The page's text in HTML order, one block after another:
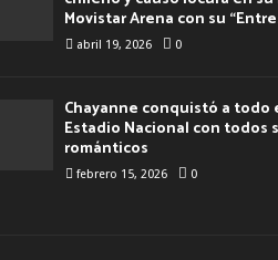
Movistar Arena con su
abril 19, 2026 0
Chayanne conquistó a todo
Estadio Nacional con todos
románticos
febrero 15, 2026 0